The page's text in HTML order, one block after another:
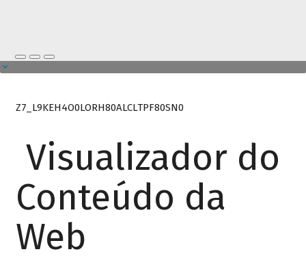
Z7_L9KEH4O0LORH80ALCLTPF80SN0
Visualizador do
Conteúdo da
Web